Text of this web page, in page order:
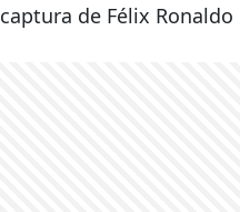
de Félix